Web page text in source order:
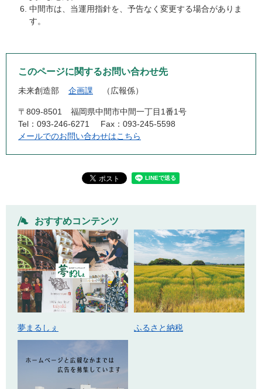
中間市は、当運用指針を、予告なく変更する場合がありま
す。
このページに関するお問い合わせ先
未来創造部 企画課 広報係
〒809-8501
福岡県中間市中間一丁目1番1号
Tel：093-246-6271
Fax：093-245-5598
メールでのお問い合わせはこちら
おすすめコンテンツ
夢まるしぇ ふるさと納税